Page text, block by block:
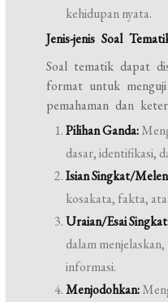
kehidupan nyata.
Jenis-jenis Soal
Soal tematik dapat
format untuk
pemahaman dan
Pilihan Ganda:
dasar, identifikasi,
Isian Singkat/
kosakata, fakta,
Uraian/Esai
dalam
informasi.
Menjodohkan: